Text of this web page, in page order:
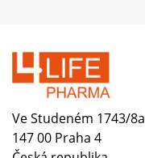
Ve Studeném 1743/8a
147 00 Praha 4